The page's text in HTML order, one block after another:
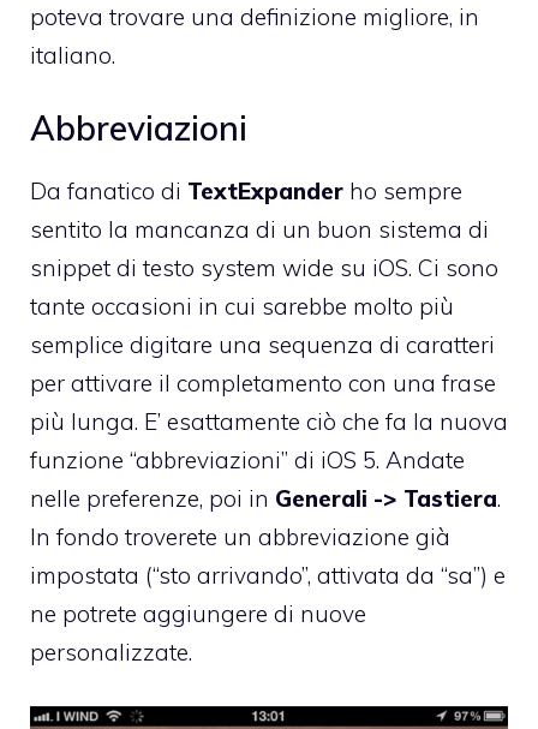
poteva trovare una definizione migliore, in
italiano.
Abbreviazioni
Da fanatico di TextExpander ho sempre
sentito la mancanza di un buon sistema di
snippet di testo system wide su iOS. Ci sono
tante occasioni in cui sarebbe molto più
semplice digitare una sequenza di caratteri
per attivare il completamento con una frase
più lunga. E’ esattamente ciò che fa la nuova
funzione “abbreviazioni” di iOS 5. Andate
nelle preferenze, poi in Generali -> Tastiera.
In fondo troverete un abbreviazione già
impostata (“sto arrivando”, attivata da “sa”) e
ne potrete aggiungere di nuove
personalizzate.